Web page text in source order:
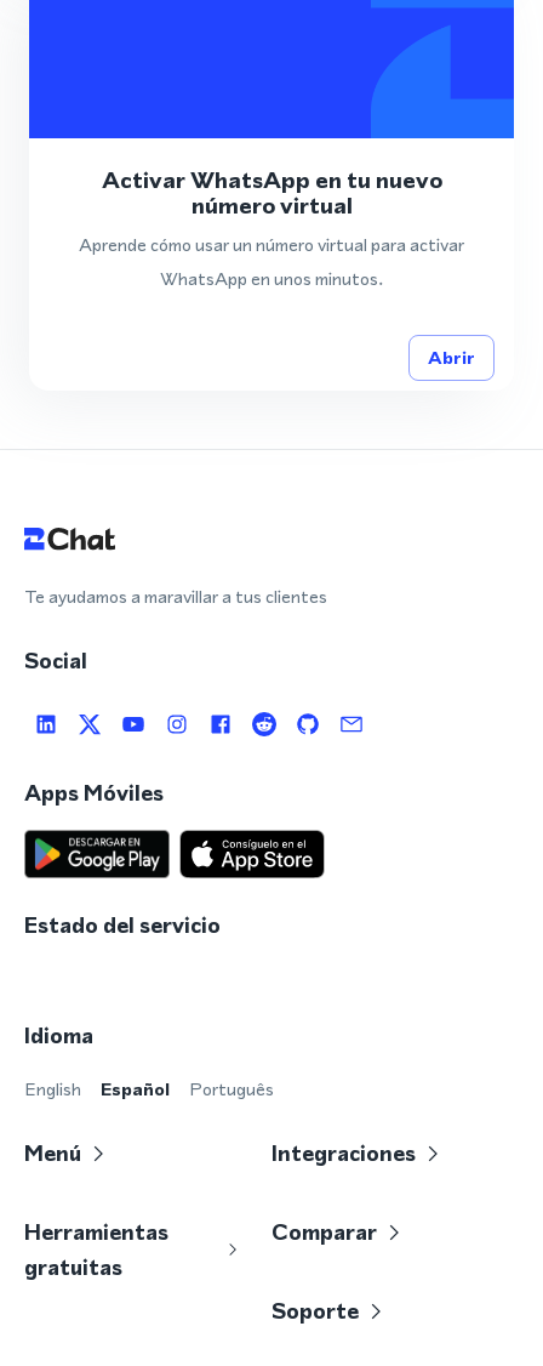
Activar WhatsApp en tu nuevo
número virtual
Aprende cómo usar un número virtual para activar
WhatsApp en unos minutos.
Abrir
Te ayudamos a maravillar a tus clientes
Social
Apps Móviles
Estado del servicio
Idioma
English Español Português
Menú Integraciones
Herramientas
gratuitas
Comparar
Soporte